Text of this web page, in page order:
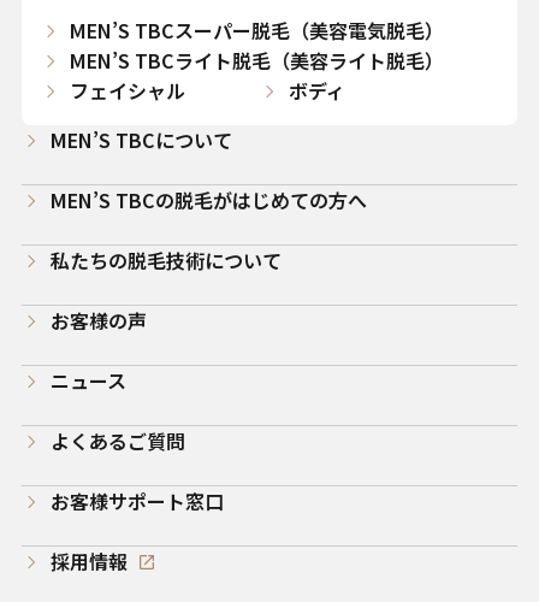
MEN’S TBCスーパー脱毛（美容電気脱毛）
MEN’S TBCライト脱毛（美容ライト脱毛）
フェイシャル
ボディ
MEN’S TBCについて
MEN’S TBCの脱毛がはじめての方へ
私たちの脱毛技術について
お客様の声
ニュース
よくあるご質問
お客様サポート窓口
採用情報